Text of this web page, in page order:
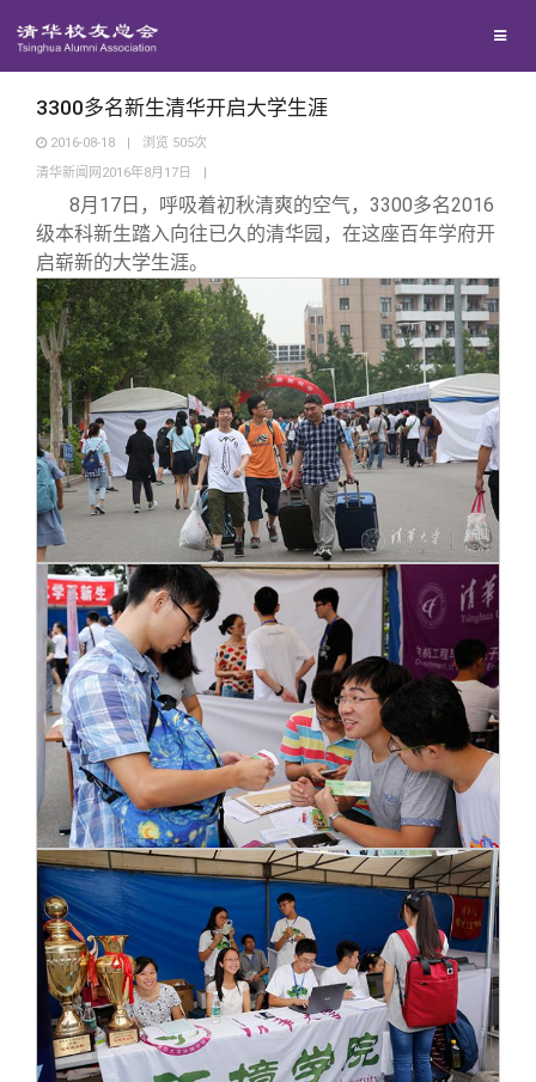
地区联络
年级联络
专业委员会
兴趣群体
西南联大校友会
回馈母校
捐赠项目
捐赠纪事
捐赠方法
义工计划
媒体平台
《水木清华》
我要订阅
新媒体平台
百年清华
清华人物
清华故事
青春风采
校友文苑
校友讲坛
校友视界
校友服务
终身学习
信息化服务
三创大赛
实用信息
校友总会
总会简介
会长致辞
总会章程
理事会名单
制度法规
联系我们
关闭
3300多名新生清华开启大学生涯
2016-08-18 | 浏览 505次
清华新闻网2016年8月17日
|
8月17日，呼吸着初秋清爽的空气，3300多名2016
级本科新生踏入向往已久的清华园，在这座百年学府开
启崭新的大学生涯。